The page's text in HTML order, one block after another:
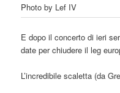
Photo by Lef IV
E dopo il concerto di ieri
date per chiudere il leg
L’incredibile scaletta (da